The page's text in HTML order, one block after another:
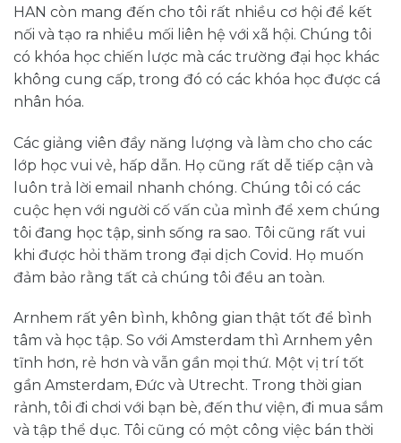
HAN còn mang đến cho tôi rất nhiều cơ hội để kết
nối và tạo ra nhiều mối liên hệ với xã hội. Chúng tôi
có khóa học chiến lược mà các trường đại học khác
không cung cấp, trong đó có các khóa học được cá
nhân hóa.
Các giảng viên đầy năng lượng và làm cho cho các
lớp học vui vẻ, hấp dẫn. Họ cũng rất dễ tiếp cận và
luôn trả lời email nhanh chóng. Chúng tôi có các
cuộc hẹn với người cố vấn của mình để xem chúng
tôi đang học tập, sinh sống ra sao. Tôi cũng rất vui
khi được hỏi thăm trong đại dịch Covid. Họ muốn
đảm bảo rằng tất cả chúng tôi đều an toàn.
Arnhem rất yên bình, không gian thật tốt để bình
tâm và học tập. So với Amsterdam thì Arnhem yên
tĩnh hơn, rẻ hơn và vẫn gần mọi thứ. Một vị trí tốt
gần Amsterdam, Đức và Utrecht. Trong thời gian
rảnh, tôi đi chơi với bạn bè, đến thư viện, đi mua sắm
và tập thể dục. Tôi cũng có một công việc bán thời